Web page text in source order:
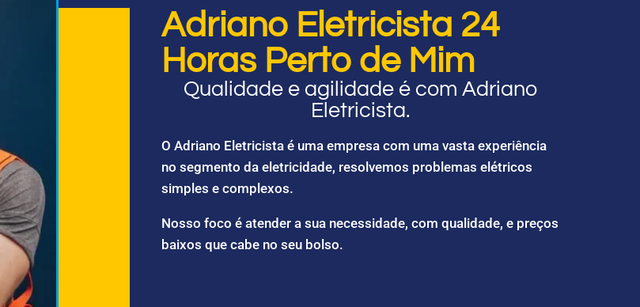
Adriano Eletricista 24
Horas Perto de Mim
Qualidade e agilidade é com Adriano
Eletricista.
O Adriano Eletricista é uma empresa com uma vasta experiência
no segmento da eletricidade, resolvemos problemas elétricos
simples e complexos.
Nosso foco é atender a sua necessidade, com qualidade, e preços
baixos que cabe no seu bolso.